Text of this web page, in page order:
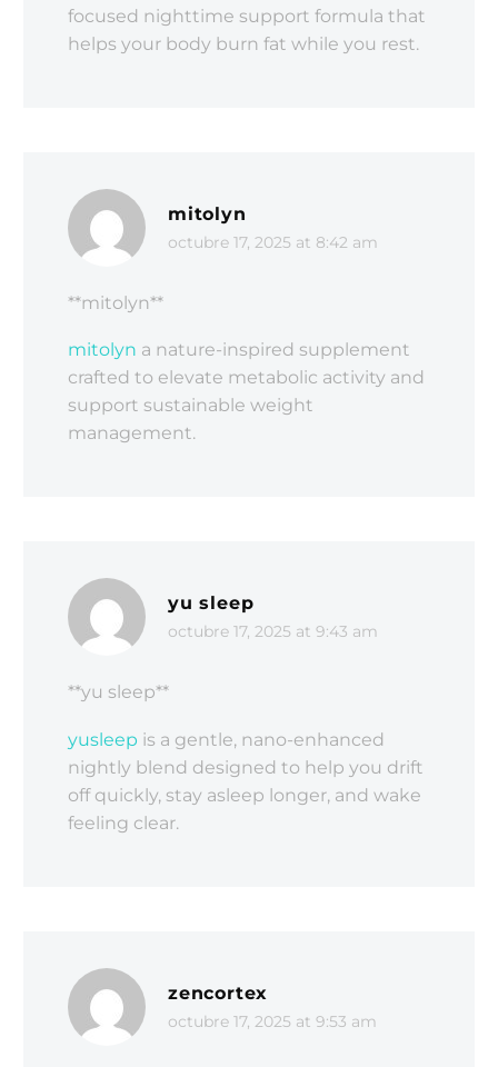
focused nighttime support formula that
helps your body burn fat while you rest.
mitolyn
octubre 17, 2025 at 8:42 am
** mitolyn**
mitolyn a nature-inspired supplement
crafted to elevate metabolic activity and
support sustainable weight
management.
yu sleep
octubre 17, 2025 at 9:43 am
**yu sleep**
yusleep is a gentle, nano-enhanced
nightly blend designed to help you drift
off quickly, stay asleep longer, and wake
feeling clear.
zencortex
octubre 17, 2025 at 9:53 am